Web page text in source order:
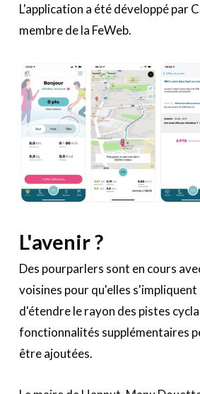
L'application a été développé par
membre de la FeWeb.
L'avenir ?
Des pourparlers sont en cours
voisines pour qu'elles
d'étendre le rayon des pistes
fonctionnalités supplémentaires
être ajoutées.